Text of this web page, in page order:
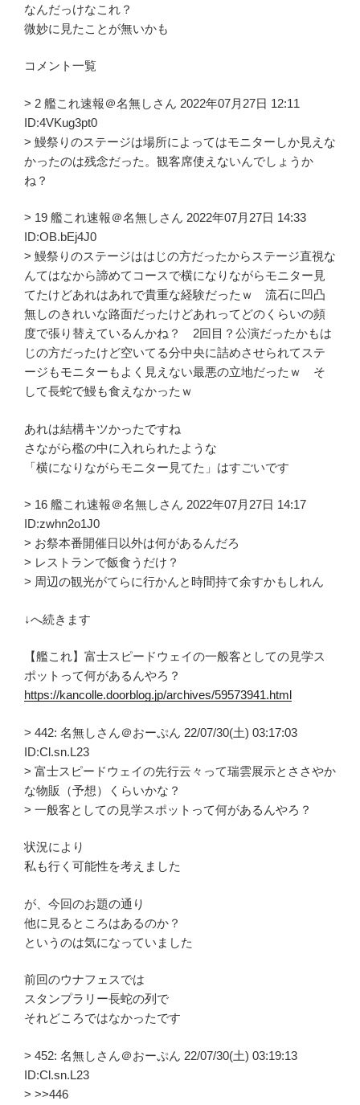
なんだっけなこれ？
微妙に見たことが無いかも
コメント一覧
> 2 艦これ速報＠名無しさん 2022年07月27日 12:11
ID:4VKug3pt0
> 鰻祭りのステージは場所によってはモニターしか見えな
かったのは残念だった。観客席使えないんでしょうか
ね？
> 19 艦これ速報＠名無しさん 2022年07月27日 14:33
ID:OB.bEj4J0
> 鰻祭りのステージははじの方だったからステージ直視な
んてはなから諦めてコースで横になりながらモニター見
てたけどあれはあれで貴重な経験だったｗ 流石に凹凸
無しのきれいな路面だったけどあれってどのくらいの頻
度で張り替えているんかね？ 2回目？公演だったかもは
じの方だったけど空いてる分中央に詰めさせられてステ
ージもモニターもよく見えない最悪の立地だったｗ そ
して長蛇で鰻も食えなかったｗ
あれは結構キツかったですね
さながら檻の中に入れられたような
「横になりながらモニター見てた」はすごいです
> 16 艦これ速報＠名無しさん 2022年07月27日 14:17
ID:zwhn2o1J0
> お祭本番開催日以外は何があるんだろ
> レストランで飯食うだけ？
> 周辺の観光がてらに行かんと時間持て余すかもしれん
↓へ続きます
【艦これ】富士スピードウェイの一般客としての見学ス
ポットって何があるんやろ？
https://kancolle.doorblog.jp/archives/59573941.html
> 442: 名無しさん＠おーぷん 22/07/30(土) 03:17:03
ID:Cl.sn.L23
> 富士スピードウェイの先行云々って瑞雲展示とささやか
な物販（予想）くらいかな？
> 一般客としての見学スポットって何があるんやろ？
状況により
私も行く可能性を考えました
が、今回のお題の通り
他に見るところはあるのか？
というのは気になっていました
前回のウナフェスでは
スタンプラリー長蛇の列で
それどころではなかったです
> 452: 名無しさん＠おーぷん 22/07/30(土) 03:19:13
ID:Cl.sn.L23
> >>446